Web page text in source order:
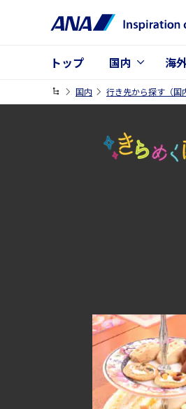
トップ 国内 海
国内 行き先から探す（国